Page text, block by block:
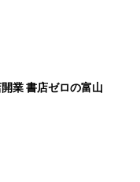
業 書店ゼロの富山